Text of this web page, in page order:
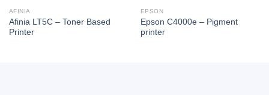
AFINIA
Afinia LT5C – Toner Based
Printer
EPSON
Epson C4000e – Pigment
printer